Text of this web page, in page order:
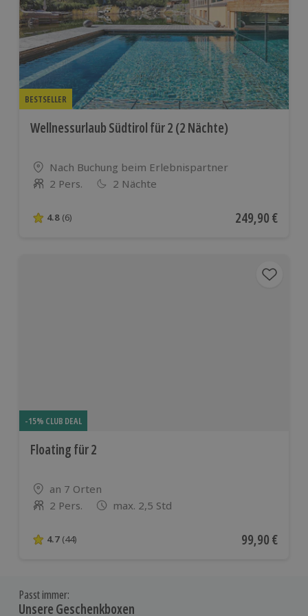
BESTSELLER
Wellnessurlaub Südtirol für 2 (2 Nächte)
Standort
Nach Buchung beim Erlebnispartner
Anzahl der Teilnehmer
2 Pers. 2 Nächte
4.8 von 5 Sternen basierend auf 6 Bewertungen
4.8 (6) Aktueller Preis
249,90 €
-15% CLUB DEAL
Floating für 2
Standort
an 7 Orten
Anzahl der Teilnehmer
2 Pers. max. 2,5 Std
4.7 von 5 Sternen basierend auf 44 Bewertungen
4.7 (44) Aktueller
99,90 €
Passt immer:
Unsere Geschenkboxen